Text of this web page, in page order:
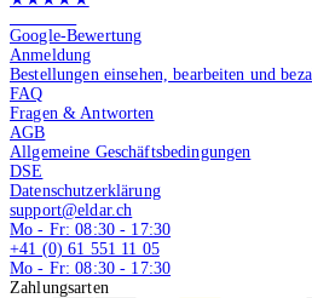
Google-Bewertung
Anmeldung
Bestellungen einsehen, bearbeiten und
FAQ
Fragen & Antworten
AGB
Allgemeine Geschäftsbedingungen
DSE
Datenschutzerklärung
support@eldar.ch
Mo - Fr: 08:30 - 17:30
+41 (0) 61 551 11 05
Mo - Fr: 08:30 - 17:30
Zahlungsarten